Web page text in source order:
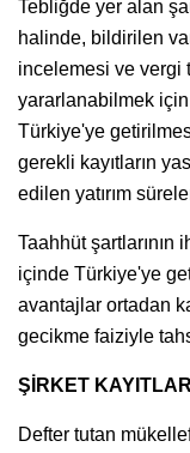
Tebliğde yer alan
halinde, bildirilen
incelemesi ve vergi
yararlanabilmek
Türkiye'ye
gerekli kayıtların
edilen yatırım
Taahhüt şartlarının
içinde Türkiye'ye
avantajlar ortadan
gecikme faiziyle
ŞİRKET
Defter tutan